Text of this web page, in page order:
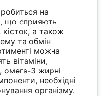
на
що сприяють
а також
та обмін
можна
вітаміни,
омега-3 жирні
необхідні
організму.